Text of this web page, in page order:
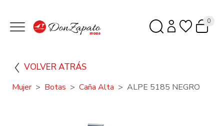
0
VOLVER ATRÁS
Mujer Botas Caña Alta ALPE 5185 NEGRO